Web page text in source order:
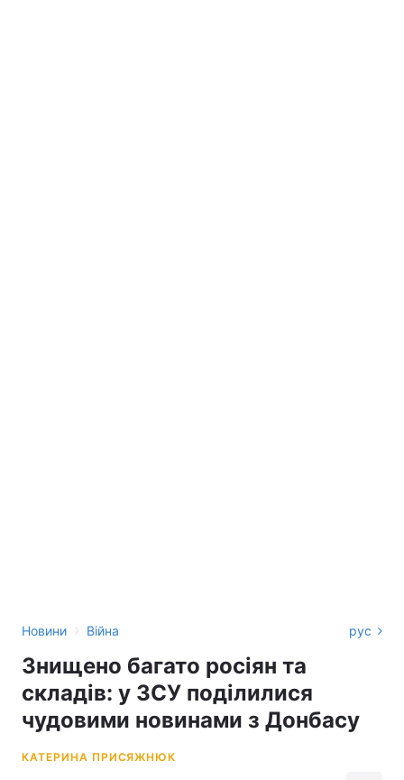
Новини › Війна рус
Знищено багато росіян та
складів: у ЗСУ поділилися
чудовими новинами з Донбасу
КАТЕРИНА ПРИСЯЖНЮК